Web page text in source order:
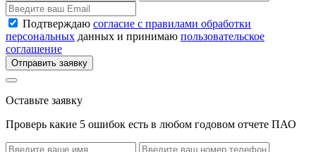
Подтверждаю согласие с правилами обработки
персональных данных и принимаю пользовательское
соглашение
Отправить заявку
Оставьте заявку
Проверь какие 5 ошибок есть в любом годовом отчете ПАО